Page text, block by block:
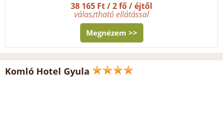
38 165 Ft / 2 fő / éjtől
választható ellátással
Megnézem >>
Komló Hotel Gyula